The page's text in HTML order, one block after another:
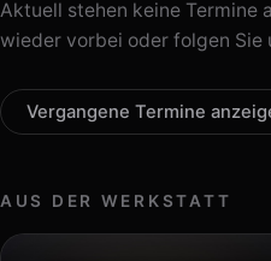
Aktuell stehen keine Termine
wieder vorbei oder folgen Sie
Vergangene Termine
AUS DER WERKSTATT